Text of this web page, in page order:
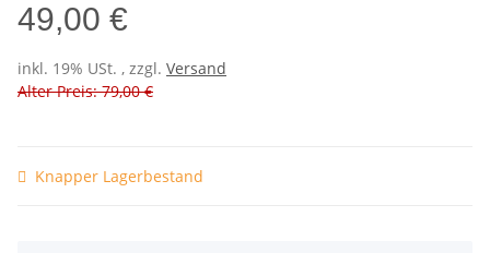
49,00 €
inkl. 19% USt. , zzgl. Versand
Alter Preis: 79,00 €
Knapper Lagerbestand